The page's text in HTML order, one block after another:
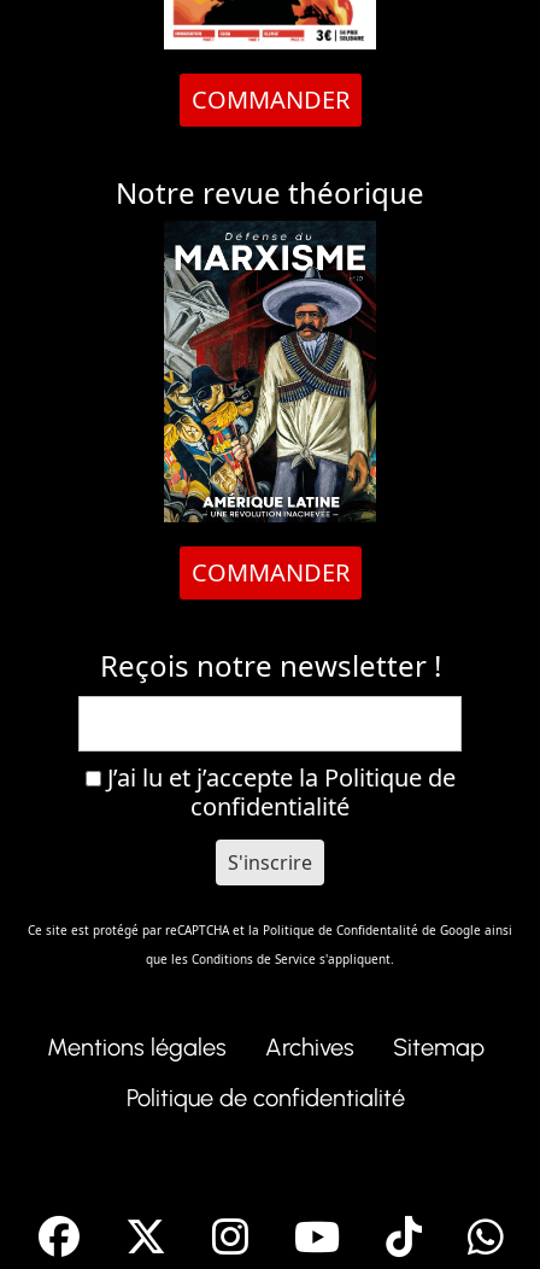
COMMANDER
Notre revue théorique
COMMANDER
Reçois notre newsletter !
J’ai lu et j’accepte la Politique de
confidentialité
Ce site est protégé par reCAPTCHA et la Politique de Confidentalité de Google ainsi
que les Conditions de Service s'appliquent.
Mentions légales Archives
Sitemap
Politique de confidentialité
facebook Instagram
Youtube
Tik